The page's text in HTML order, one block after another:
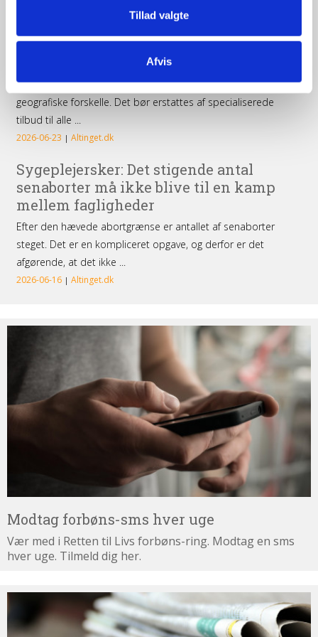
Tillad valgte
Afvis
uge
Modtag forbøns-sms hver uge
Vær med i Retten til Livs forbøns-ring. Modtag en sms
hver uge. Tilmeld dig her.
Tilmeld
dig
nyhedsbrevet